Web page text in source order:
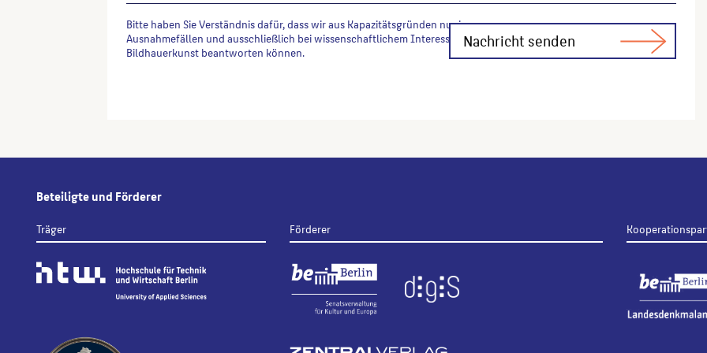
Bitte haben Sie Verständnis dafür, dass wir aus Kapazitätsgründen nur in
Ausnahmefällen und ausschließlich bei wissenschaftlichem Interesse Fachfragen zur
Bildhauerkunst beantworten können.
Beteiligte und Förderer
Träger Förderer